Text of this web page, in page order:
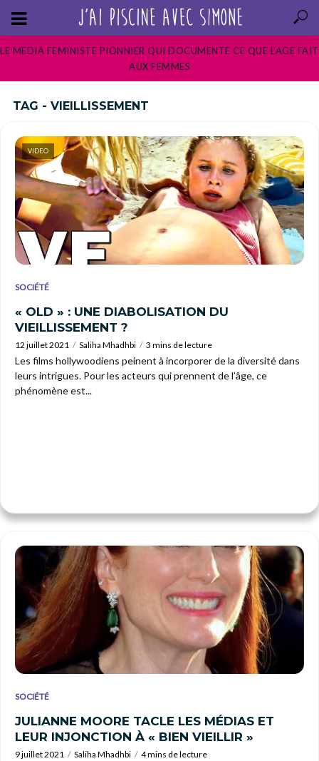
LE MEDIA FEMINISTE PIONNIER QUI DOCUMENTE CE QUE L’AGE FAIT
AUX FEMMES
TAG - VIEILLISSEMENT
VIDEO
SOCIÉTÉ
« OLD » : UNE DIABOLISATION DU
VIEILLISSEMENT ?
12 juillet 2021 Saliha Mhadhbi 3 mins de lecture
Les films hollywoodiens peinent à incorporer de la diversité dans
leurs intrigues. Pour les acteurs qui prennent de l’âge, ce
phénomène est...
SOCIÉTÉ
JULIANNE MOORE TACLE LES MÉDIAS ET
LEUR INJONCTION À « BIEN VIEILLIR »
9 juillet 2021 Saliha Mhadhbi 4 mins de lecture